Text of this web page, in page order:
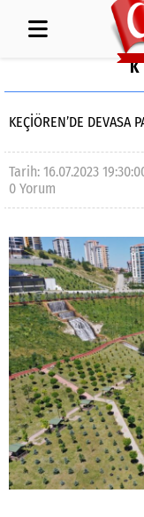
KEÇİÖREN’DE DEVASA
Tarih: 16.07.2023
0 Yorum